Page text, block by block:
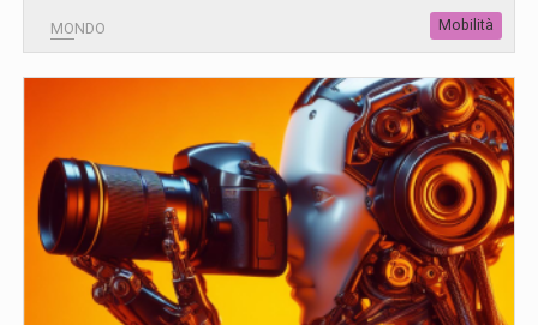
MONDO Mobilità